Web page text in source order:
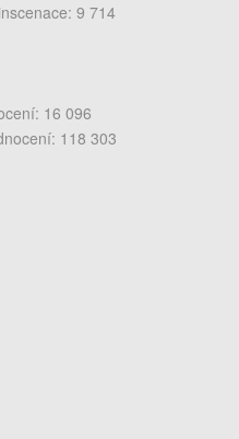
9 714
16 096
118 303